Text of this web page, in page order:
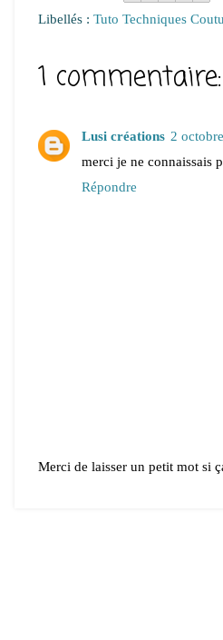
Libellés : Tuto Techniques
1 commentaire:
Lusi créations 2
merci je ne connaissais
Répondre
Merci de laisser un petit mot si